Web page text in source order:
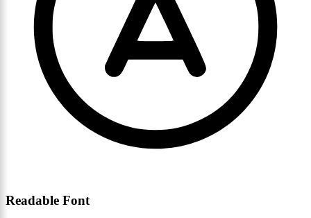
Readable Font